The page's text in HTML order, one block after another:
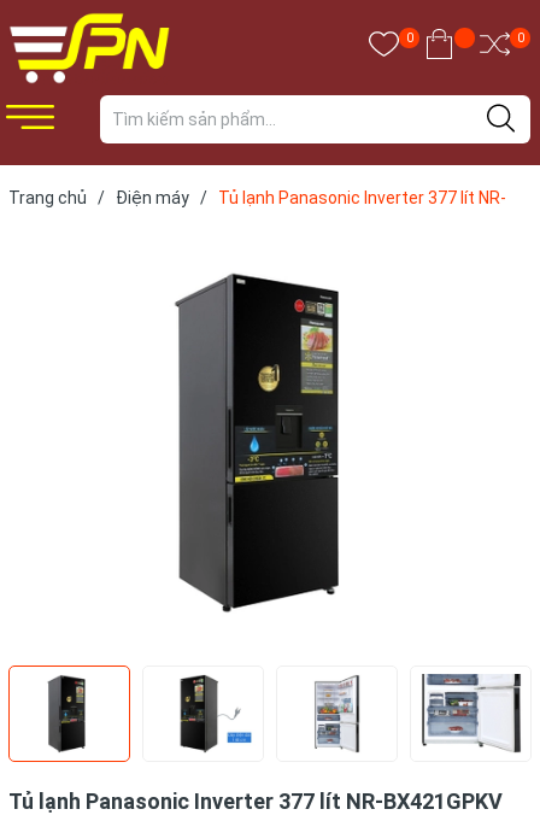
0 0
Trang chủ / Điện máy /
Tủ lạnh Panasonic Inverter 377 lít NR-
Tủ lạnh Panasonic Inverter 377 lít NR-BX421GPKV